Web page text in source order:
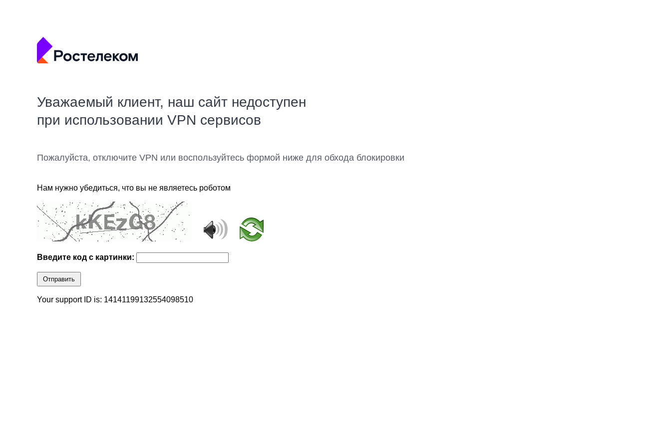
Уважаемый клиент, наш сайт недоступен
при использовании VPN сервисов
Пожалуйста, отключите VPN или воспользуйтесь формой ниже для обхода блокировки
Нам нужно убедиться, что вы не являетесь роботом
Введите код с картинки:
Отправить
Your support ID is: 14141199132554098510